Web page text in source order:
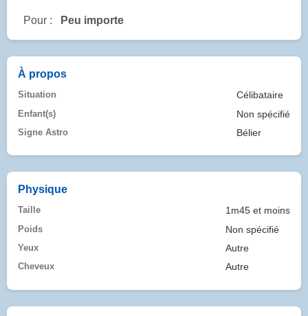
Pour : Peu importe
À propos
Situation Célibataire
Enfant(s) Non spécifié
Signe Astro Bélier
Physique
Taille 1m45 et moins
Poids Non spécifié
Yeux Autre
Cheveux Autre